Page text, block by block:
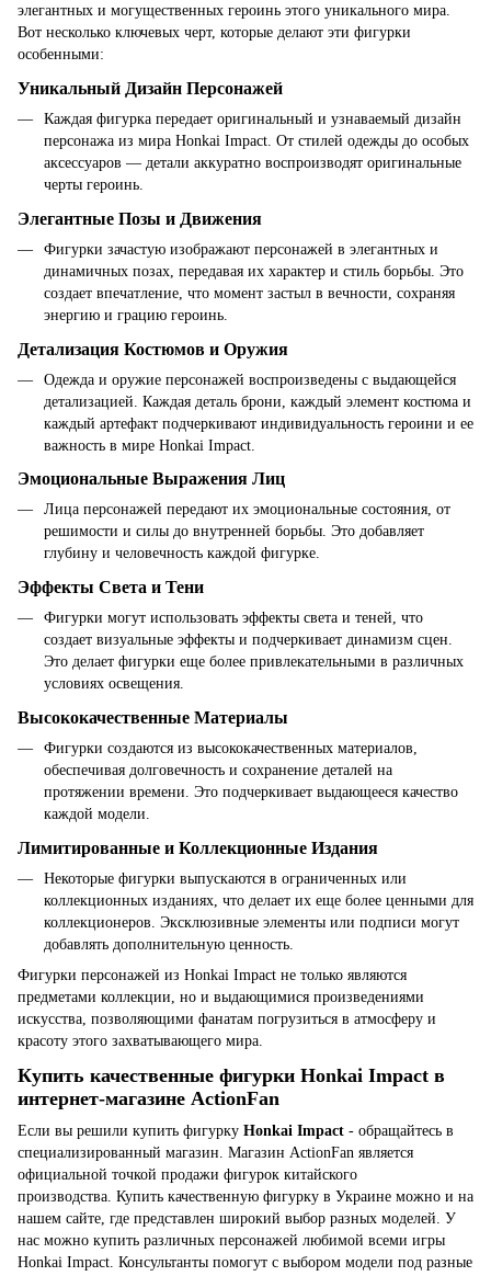
элегантных и могущественных героинь этого уникального мира.
Вот несколько ключевых черт, которые делают эти фигурки
особенными:
Уникальный Дизайн Персонажей
Каждая фигурка передает оригинальный и узнаваемый дизайн
персонажа из мира Honkai Impact. От стилей одежды до особых
аксессуаров — детали аккуратно воспроизводят оригинальные
черты героинь.
Элегантные Позы и Движения
Фигурки зачастую изображают персонажей в элегантных и
динамичных позах, передавая их характер и стиль борьбы. Это
создает впечатление, что момент застыл в вечности, сохраняя
энергию и грацию героинь.
Детализация Костюмов и Оружия
Одежда и оружие персонажей воспроизведены с выдающейся
детализацией. Каждая деталь брони, каждый элемент костюма и
каждый артефакт подчеркивают индивидуальность героини и ее
важность в мире Honkai Impact.
Эмоциональные Выражения Лиц
Лица персонажей передают их эмоциональные состояния, от
решимости и силы до внутренней борьбы. Это добавляет
глубину и человечность каждой фигурке.
Эффекты Света и Тени
Фигурки могут использовать эффекты света и теней, что
создает визуальные эффекты и подчеркивает динамизм сцен.
Это делает фигурки еще более привлекательными в различных
условиях освещения.
Высококачественные Материалы
Фигурки создаются из высококачественных материалов,
обеспечивая долговечность и сохранение деталей на
протяжении времени. Это подчеркивает выдающееся качество
каждой модели.
Лимитированные и Коллекционные Издания
Некоторые фигурки выпускаются в ограниченных или
коллекционных изданиях, что делает их еще более ценными для
коллекционеров. Эксклюзивные элементы или подписи могут
добавлять дополнительную ценность.
Фигурки персонажей из Honkai Impact не только являются
предметами коллекции, но и выдающимися произведениями
искусства, позволяющими фанатам погрузиться в атмосферу и
красоту этого захватывающего мира.
Купить качественные фигурки Honkai Impact в
интернет-магазине ActionFan
Если вы решили купить фигурку Honkai Impact - обращайтесь в
специализированный магазин. Магазин ActionFan является
официальной точкой продажи фигурок китайского
производства. Купить качественную фигурку в Украине можно и на
нашем сайте, где представлен широкий выбор разных моделей. У
нас можно купить различных персонажей любимой всеми игры
Honkai Impact. Консультанты помогут с выбором модели под разные